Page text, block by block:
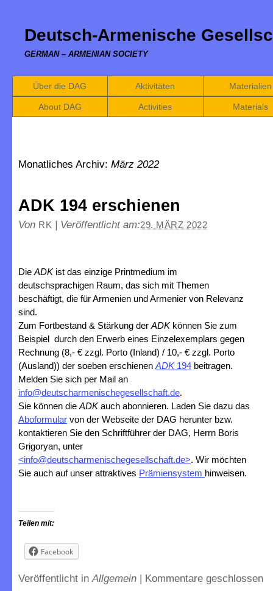
Deutsch-Armenische
GERMAN – ARMENIAN SOCIETY
Über die DAG Aktivitäten Materialien
About DAG Activities Materials
Monatliches Archiv: März 2022
ADK 194 erschienen
Von RK | Veröffentlicht am:29. MÄRZ 2022
Die ADKist das einzige Printmedium im
deutschsprachigen Raum, das sich mit Themen
beschäftigt, die für Armenien und Armenier von Relevanz
sind.
Zum Fortbestand & Stärkung der ADKkönnen Sie zum
Beispiel durch den Erwerb eines Einzelexemplars gegen
Rechnung (8,- € zzgl. Porto (Inland) / 10,- € zzgl. Porto
(Ausland)) der soeben erschienen ADK194 beitragen.
Melden Sie sich per Mail an
info@deutscharmenischegesellschaft.de.
Sie können die ADKauch abonnieren. Laden Sie dazu das
Aboformular von der Webseite der DAG herunter bzw.
kontaktieren Sie den Schriftführer der DAG, Herrn Boris
Grigoryan, unter
<info@deutscharmenischegesellschaft.de>. Wir möchten
Sie auch auf unser attraktives Prämiensystem hinweisen.
Teilen mit:
Facebook
Veröffentlicht in Allgemein | Kommentare geschlossen